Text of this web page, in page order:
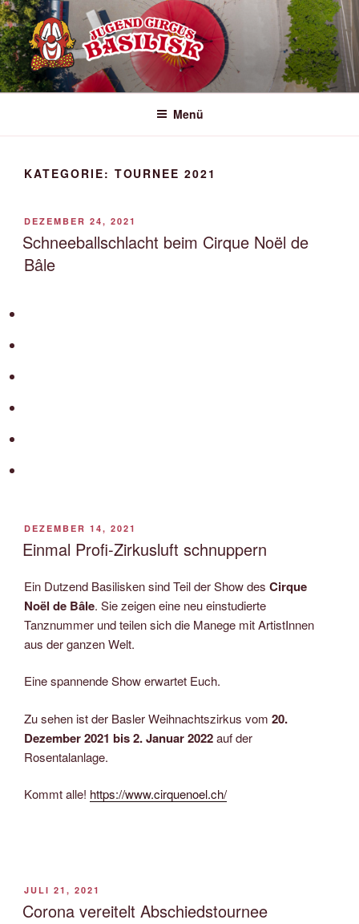
Zum
Inhalt
springen
JCB – JUGEND CIRCUS
der Kinder- und Jugend Circus aus Basel
Menü
KATEGORIE: TOURNEE 2021
VERÖFFENTLICHT
AM
DEZEMBER 24, 2021
Schneeballschlacht beim Cirque Noël de
Bâle
VERÖFFENTLICHT
AM
DEZEMBER 14, 2021
Einmal Profi-Zirkusluft schnuppern
Ein Dutzend Basilisken sind Teil der Show des Cirque
Noël de Bâle. Sie zeigen eine neu einstudierte
Tanznummer und teilen sich die Manege mit ArtistInnen
aus der ganzen Welt.
Eine spannende Show erwartet Euch.
Zu sehen ist der Basler Weihnachtszirkus vom 20.
Dezember 2021 bis 2. Januar 2022auf der
Rosentalanlage.
Kommt alle! https://www.cirquenoel.ch/
VERÖFFENTLICHT
AM
JULI 21, 2021
Corona vereitelt Abschiedstournee